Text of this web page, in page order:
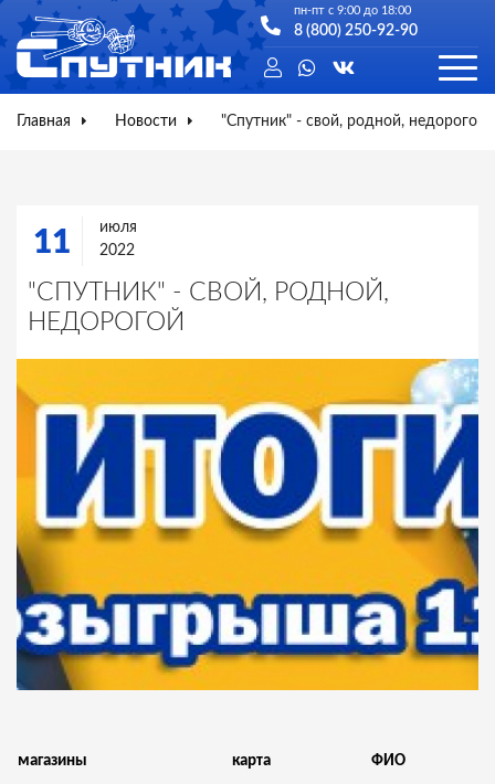
пн-пт с 9:00 до 18:00
8 (800) 250-92-90
Главная Новости "Спутник" - свой, родной, недорогой
11
июля
2022
"СПУТНИК" - СВОЙ, РОДНОЙ,
НЕДОРОГОЙ
магазины карта ФИО